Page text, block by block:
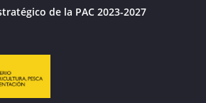
de la PAC 2023-2027